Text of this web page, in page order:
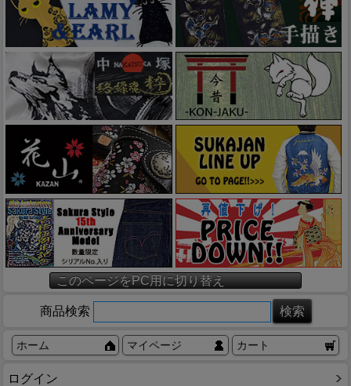
このページをPC用に切り替え
商品検索
ホーム マイページ カート
ログイン